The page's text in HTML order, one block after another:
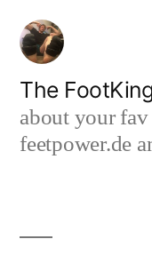
Zum
Inhalt
springen
The
about your
feetpower.de